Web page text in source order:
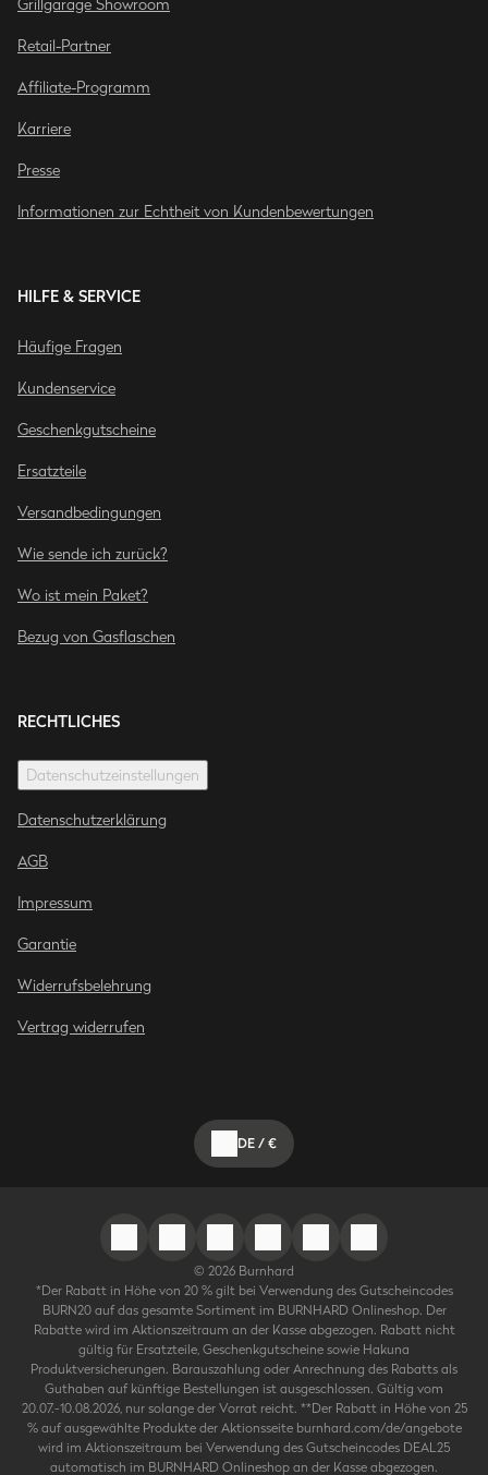
Grillgarage Showroom
Retail-Partner
Affiliate-Programm
Karriere
Presse
Informationen zur Echtheit von Kundenbewertungen
HILFE & SERVICE
Häufige Fragen
Kundenservice
Geschenkgutscheine
Ersatzteile
Versandbedingungen
Wie sende ich zurück?
Wo ist mein Paket?
Bezug von Gasflaschen
RECHTLICHES
Datenschutzeinstellungen
Datenschutzerklärung
AGB
Impressum
Garantie
Widerrufsbelehrung
Vertrag widerrufen
DE/€
© 2026 Burnhard
*Der Rabatt in Höhe von 20 % gilt bei Verwendung des Gutscheincodes
BURN20 auf das gesamte Sortiment im BURNHARD Onlineshop. Der
Rabatte wird im Aktionszeitraum an der Kasse abgezogen. Rabatt nicht
gültig für Ersatzteile, Geschenkgutscheine sowie Hakuna
Produktversicherungen. Barauszahlung oder Anrechnung des Rabatts als
Guthaben auf künftige Bestellungen ist ausgeschlossen. Gültig vom
20.07.-10.08.2026, nur solange der Vorrat reicht. **Der Rabatt in Höhe von 25
% auf ausgewählte Produkte der Aktionsseite burnhard.com/de/angebote
wird im Aktionszeitraum bei Verwendung des Gutscheincodes DEAL25
automatisch im BURNHARD Onlineshop an der Kasse abgezogen.